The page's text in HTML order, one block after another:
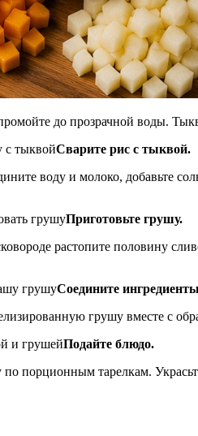
до прозрачной воды.
Сварите рис с тыквой.
воду и молоко, добавьте
Приготовьте грушу.
растопите половину
Соедините
грушу вместе с
Подайте блюдо.
по порционным тарелкам.